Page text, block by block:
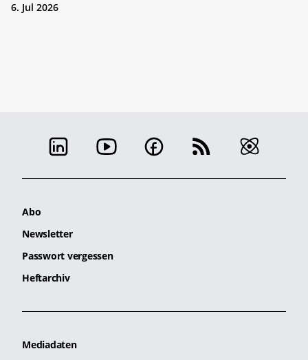
6. Jul 2026
Abo
Newsletter
Passwort vergessen
Heftarchiv
Mediadaten